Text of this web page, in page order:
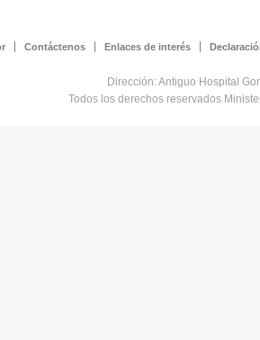
Contáctenos Enlaces de interés
Dirección: Antiguo Hospital
Todos los derechos reservados